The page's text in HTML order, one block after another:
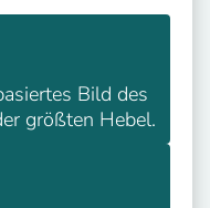
Bild des
größten Hebel.